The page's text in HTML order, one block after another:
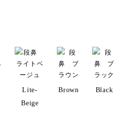
Lite-
Beige
Brown Black